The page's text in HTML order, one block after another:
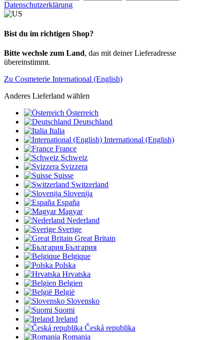
Datenschutzerklärung
Bist du im richtigen Shop?
Bitte wechsle zum Land, das mit deiner Lieferadresse
übereinstimmt.
Zu Cosmeterie International (English)
Anderes Lieferland wählen
Österreich
Deutschland
Italia
International (English)
France
Schweiz
Svizzera
Suisse
Switzerland
Slovenija
España
Magyar
Nederland
Sverige
Great Britain
България
Belgique
Polska
Hrvatska
Belgien
België
Slovensko
Suomi
Ireland
Česká republika
Romania